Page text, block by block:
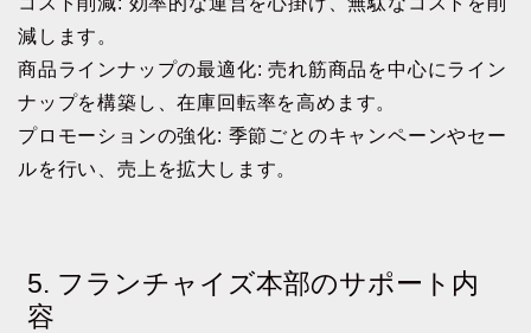
減します。
商品ラインナップの最適化: 売れ筋商品を中心にライン
ナップを構築し、在庫回転率を高めます。
プロモーションの強化: 季節ごとのキャンペーンやセー
ルを行い、売上を拡大します。
5. フランチャイズ本部のサポート内
容